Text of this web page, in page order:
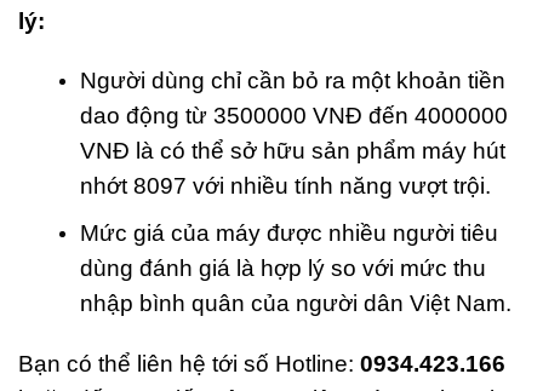
lý:
Người dùng chỉ cần bỏ ra một khoản tiền
dao động từ 3500000 VNĐ đến 4000000
VNĐ là có thể sở hữu sản phẩm máy hút
nhớt 8097 với nhiều tính năng vượt trội.
Mức giá của máy được nhiều người tiêu
dùng đánh giá là hợp lý so với mức thu
nhập bình quân của người dân Việt Nam.
Bạn có thể liên hệ tới số Hotline: 0934.423.166